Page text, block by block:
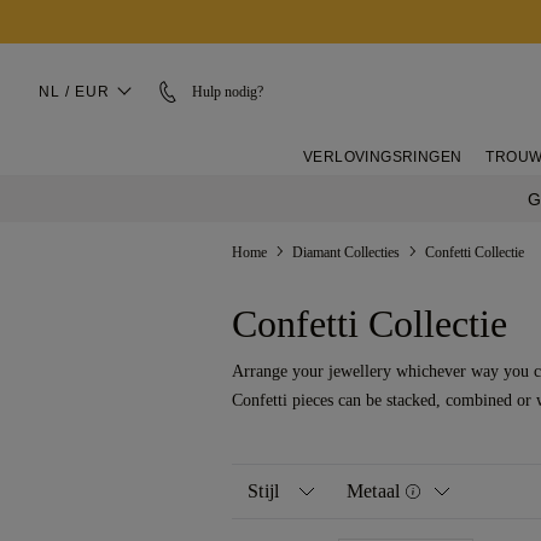
NL / EUR Hulp nodig?
VERLOVINGSRINGEN
Home Diamant Collecties Confetti Collectie
Confetti Collectie
Arrange your jewellery whichever way you
Confetti pieces can be stacked, combined
Stijl Metaal